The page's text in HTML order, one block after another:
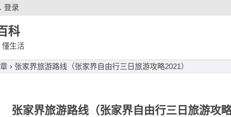
登录
科
懂生活
张家界旅游路线（张家界自由行三日旅游攻略2021）
张家界旅游路线（张家界自由行三日旅游攻略